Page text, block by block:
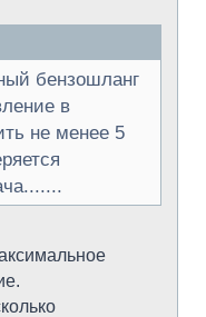
бензошланг
в
не менее 5